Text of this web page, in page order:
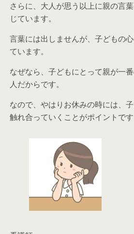
さらに、大人が思う以上に親の言
じています。
言葉には出しませんが、子どもの
ています。
なぜなら、 子どもにとって親が一
人だからです。
なので、やはりお休みの時には、子
触れ合っていくことがポイントです